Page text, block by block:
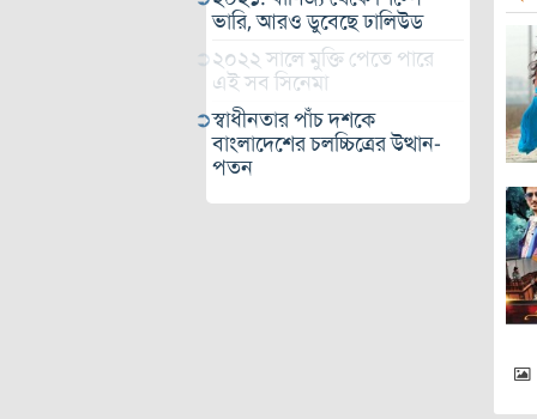
ভারি, আরও ডুবেছে ঢালিউড
২০২২ সালে মুক্তি পেতে পারে
এই সব সিনেমা
স্বাধীনতার পাঁচ দশকে
বাংলাদেশের চলচ্চিত্রের উত্থান-
পতন